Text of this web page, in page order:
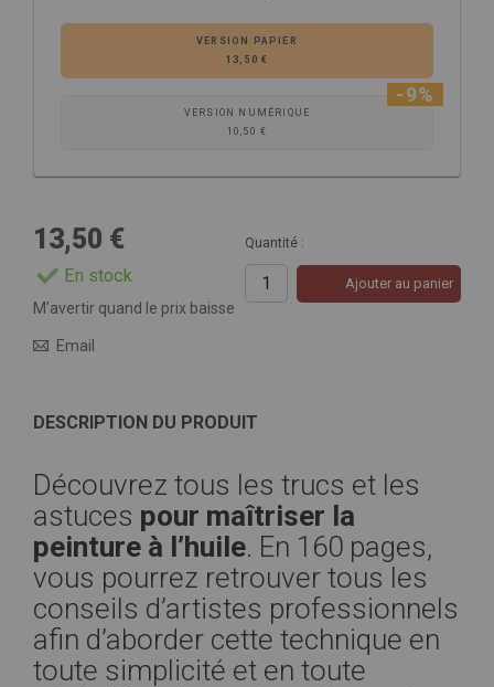
VERSION PAPIER
13,50 €
VERSION NUMÉRIQUE
10,50 €
-9%
13,50 €
En stock
Quantité :
Ajouter au panier
M’avertir quand le prix baisse
Email
DESCRIPTION DU PRODUIT
Découvrez tous les trucs et les
astuces pour maîtriser la
peinture à l’huile. En 160 pages,
vous pourrez retrouver tous les
conseils d’artistes professionnels
afin d’aborder cette technique en
toute simplicité et en toute